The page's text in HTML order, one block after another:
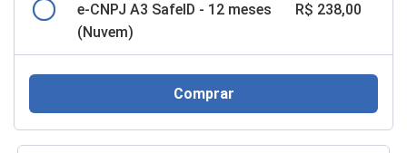
e-CNPJ A3 SafeID - 12 meses
(Nuvem)
R$ 238,00
Comprar